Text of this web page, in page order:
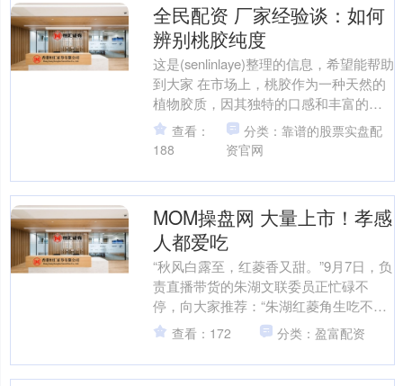
全民配资 厂家经验谈：如何
辨别桃胶纯度
这是(senlinlaye)整理的信息，希望能帮助
到大家 在市场上，桃胶作为一种天然的
植物胶质，因其独特的口感和丰富的营
养成分受到许多消费者的喜爱。然而，
随着需....
查看：
188
分类：靠谱的股票实盘配
资官网
MOM操盘网 大量上市！孝感
人都爱吃
“秋风白露至，红菱香又甜。”9月7日，负
责直播带货的朱湖文联委员正忙碌不
停，向大家推荐：“朱湖红菱角生吃不
涩、甜润爽口，煮熟后口感软糯，兼具
水果的清甜和菜蔬的实....
查看：172 分类：盈富配资